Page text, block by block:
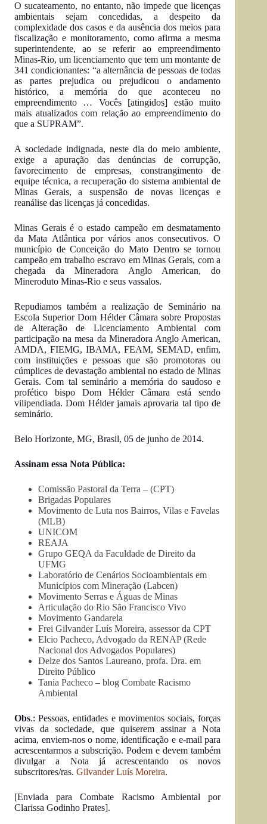
O sucateamento, no entanto, não impede que licenças
ambientais sejam concedidas, a despeito da
complexidade dos casos e da ausência dos meios para
fiscalização e monitoramento, como afirma a mesma
superintendente, ao se referir ao empreendimento
Minas-Rio, um licenciamento que tem um montante de
341 condicionantes: “a alternância de pessoas de todas
as partes prejudica ou prejudicou o andamento
histórico, a memória do que aconteceu no
empreendimento … Vocês [atingidos] estão muito
mais atualizados com relação ao empreendimento do
que a SUPRAM”.
A sociedade indignada, neste dia do meio ambiente,
exige a apuração das denúncias de corrupção,
favorecimento de empresas, constrangimento de
equipe técnica, a recuperação do sistema ambiental de
Minas Gerais, a suspensão de novas licenças e
reanálise das licenças já concedidas.
Minas Gerais é o estado campeão em desmatamento
da Mata Atlântica por vários anos consecutivos. O
município de Conceição do Mato Dentro se tornou
campeão em trabalho escravo em Minas Gerais, com a
chegada da Mineradora Anglo American, do
Mineroduto Minas-Rio e seus vassalos.
Repudiamos também a realização de Seminário na
Escola Superior Dom Hélder Câmara sobre Propostas
de Alteração de Licenciamento Ambiental com
participação na mesa da Mineradora Anglo American,
AMDA, FIEMG, IBAMA, FEAM, SEMAD, enfim,
com instituições e pessoas que são promotoras ou
cúmplices de devastação ambiental no estado de Minas
Gerais. Com tal seminário a memória do saudoso e
profético bispo Dom Hélder Câmara está sendo
vilipendiada. Dom Hélder jamais aprovaria tal tipo de
seminário.
Belo Horizonte, MG, Brasil, 05 de junho de 2014.
Assinam essa Nota Pública:
Comissão Pastoral da Terra – (CPT)
Brigadas Populares
Movimento de Luta nos Bairros, Vilas e Favelas
(MLB)
UNICOM
REAJA
Grupo GEQA da Faculdade de Direito da
UFMG
Laboratório de Cenários Socioambientais em
Municípios com Mineração (Labcen)
Movimento Serras e Águas de Minas
Articulação do Rio São Francisco Vivo
Movimento Gandarela
Frei Gilvander Luís Moreira, assessor da CPT
Elcio Pacheco, Advogado da RENAP (Rede
Nacional dos Advogados Populares)
Delze dos Santos Laureano, profa. Dra. em
Direito Público
Tania Pacheco – blog Combate Racismo
Ambiental
Obs.: Pessoas, entidades e movimentos sociais, forças
vivas da sociedade, que quiserem assinar a Nota
acima, enviem-nos o nome, identificação e e-mail para
acrescentarmos a subscrição. Podem e devem também
divulgar a Nota já acrescentando os novos
subscritores/ras. Gilvander Luís Moreira.
[Enviada para Combate Racismo Ambiental por
Clarissa Godinho Prates].